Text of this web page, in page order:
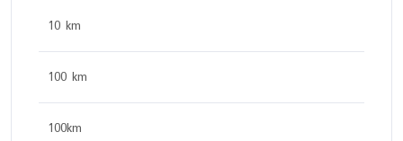
10 km
100 km
100km